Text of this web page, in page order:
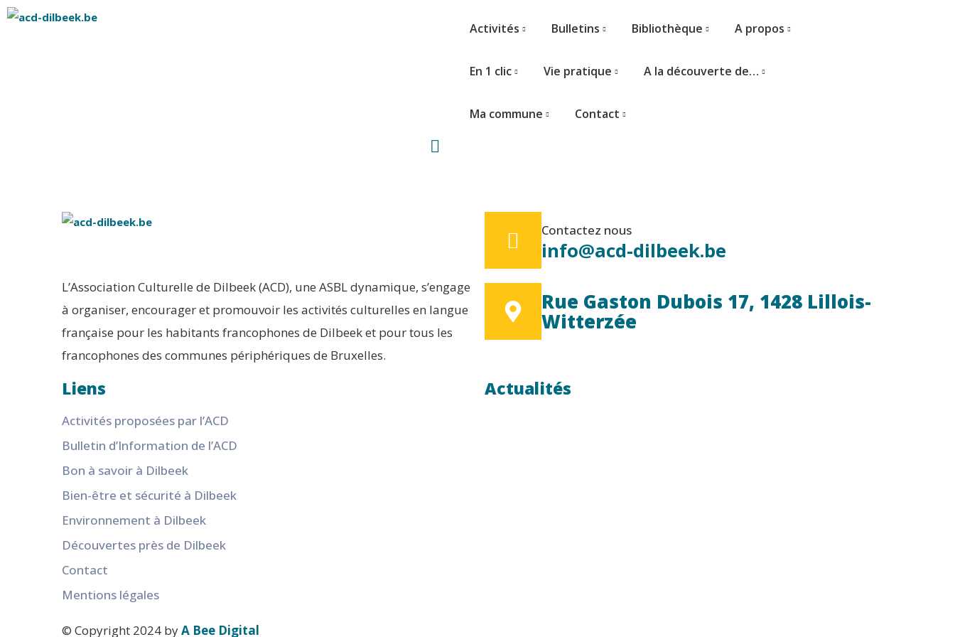
Activités Bulletins Bibliothèque A propos
En 1 clic Vie pratique A la découverte de…
Ma commune Contact
L’Association Culturelle de Dilbeek (ACD), une ASBL dynamique, s’engage
à organiser, encourager et promouvoir les activités culturelles en langue
française pour les habitants francophones de Dilbeek et pour tous les
francophones des communes périphériques de Bruxelles.
Contactez nous
info@acd-dilbeek.be
Rue Gaston Dubois 17, 1428 Lillois-
Witterzée
Liens
Activités proposées par l’ACD
Bulletin d’Information de l’ACD
Bon à savoir à Dilbeek
Bien-être et sécurité à Dilbeek
Environnement à Dilbeek
Découvertes près de Dilbeek
Contact
Mentions légales
Actualités
© Copyright 2024 byA Bee Digital